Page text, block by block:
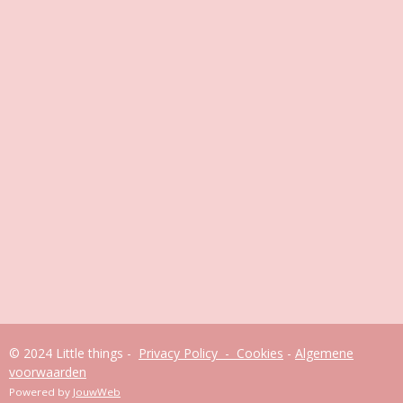
© 2024 Little things - Privacy Policy - Cookies - Algemene
voorwaarden
Powered by JouwWeb